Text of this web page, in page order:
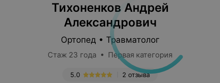
Тихоненков Андрей
Александрович
Ортопед • Травматолог
Стаж 23 года • Первая категория
2 отзыва
5.0